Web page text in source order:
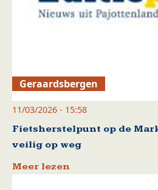
Geraardsbergen
11/03/2026 - 15:58
Fietsherstelpunt op de
veilig op weg
Meer lezen